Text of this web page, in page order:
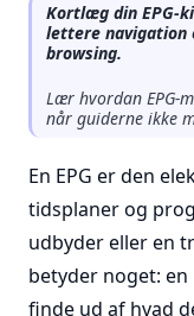
Kortlæg din EPG-
lettere
browsing.
Lær hvordan EPG-
når guiderne ikke
En EPG er den
tidsplaner og
udbyder eller en
betyder noget:
finde ud af hvad